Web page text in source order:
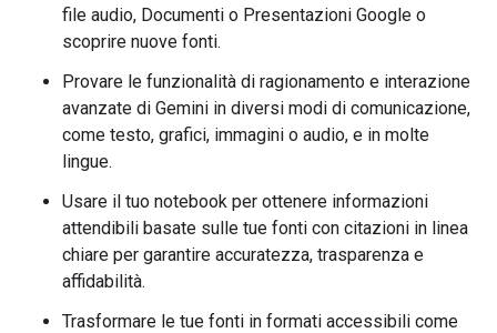
file audio, Documenti o Presentazioni Google o
scoprire nuove fonti.
Provare le funzionalità di ragionamento e interazione
avanzate di Gemini in diversi modi di comunicazione,
come testo, grafici, immagini o audio, e in molte
lingue.
Usare il tuo notebook per ottenere informazioni
attendibili basate sulle tue fonti con citazioni in linea
chiare per garantire accuratezza, trasparenza e
affidabilità.
Trasformare le tue fonti in formati accessibili come